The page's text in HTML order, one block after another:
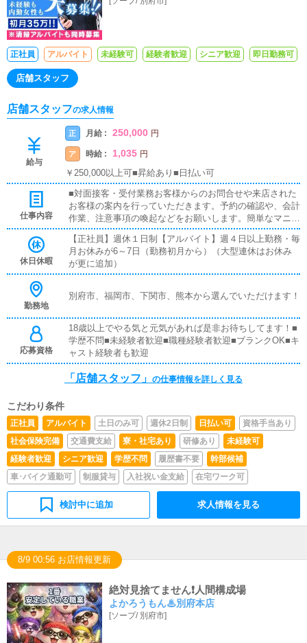
正社員 アルバイト 未経験可 経験者歓迎 シニア歓迎 即日勤務可
店舗スタッフ
店舗スタッフの求人情報
給与
正 月給 : 250,000 円
ア 時給 : 1,035 円
￥250,000以上可■昇給あり■日払い可
仕事内容
■対面接客・受付業務お客様からのお問合せや来店された
お客様の案内を行っていただきます。予約の確認や、会計
作業、注意事項の喚起などをお願いします。簡単なマニュ
アルや、先輩スタッフに付いて業務内容を見ながら徐々に
覚えていただきますので、未経験の方でも安心して働けま
す。■企画の立案店舗イベントや店舗運営など様々な企画
を提案していただきます。【新規のお客様の増加】【お客
など、売上UPに繋がる施策の提案を行っていただきま
す。■キャスト管理お店で働いていただいているキャスト
の方が稼げるようにインターネットを使ったPR（写メ日
記）などの使い方などのアドバイスを行っていただきま
す。■PC更新業務ヘブンネットなど、ポータルサイト等の
店舗情報更新作業を行っていただきます。キャストの出勤
情報やイベント、求人ブログの作成となります。基本的に
はボタンを押すだけや、ブログの更新時に簡単に文字が入
お過ごしいただくため、店内の清掃や備品の管理・補充を
行っていただきます。
休日休暇
【正社員】週休１日制【アルバイト】週４日以上勤務・毎
月お休みが6～7日（勤務初月から）（大型連休はお休み
が更に追加）
勤務地
別府市、福岡市、下関市、熊本から選んでいただけます！
応募資格
18歳以上でやる気と元気があれば是非お待ちしてます！■
学歴不問■未経験者歓迎■職種経験者歓迎■ブランクOK■キ
ャスト経験者も歓迎
「店舗スタッフ」 の仕事情報を詳しく見る
こだわり条件
正社員 アルバイト 土日のみ可 週休2日制 日払い可
資格手当あり
社会保険完備
交通費支給 寮・社宅あり 研修あり
未経験可
経験者歓迎
シニア歓迎 学歴不問 履歴書不要
幹部候補
車･バイク通勤可
制服貸与 入社祝い金支給 在宅ワーク可
検討中に追加 求人情報を見る
8/9 00:56 お店情報更新
絶対見捨てません❗️人間構成場
よかろうもん♨別府本店
[ソープ/ 別府市]